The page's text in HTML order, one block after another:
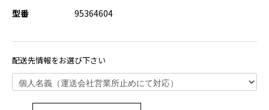
型番 95364604
配送先情報をお選び下さい